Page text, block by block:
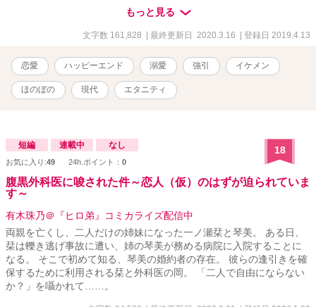
句にデートまで・・・ 元彼との経験から強引なイケメンは苦手だっ
た紗奈。でも何故か、羽泉からのグイグイ来るアプローチには嫌悪
感がわかないし、「もっと、俺に関心を持て！」と迫られ、そんな
たっぷりなイケメンで・・・ 過去の恋の痛手から、一目惚れしたこ
とに気付いていない、そんな紗奈のシンデレラストーリーです。
もっと見る
文字数 161,828 | 最終更新日 2020.3.16 | 登録日 2019.4.13
恋愛 ハッピーエンド 溺愛 強引 イケメン
ほのぼの 現代 エタニティ
短編 連載中 なし
お気に入り:49 24h.ポイント： 0
18
腹黒外科医に唆された件～恋人（仮）のはずが迫られていま
す～
有木珠乃＠『ヒロ弟』コミカライズ配信中
両親を亡くし、二人だけの姉妹になった一ノ瀬栞と琴美。 ある日、
栞は轢き逃げ事故に遭い、姉の琴美が務める病院に入院することに
なる。 そこで初めて知る、琴美の婚約者の存在。 彼らの逢引きを確
保するために利用される栞と外科医の岡。 「二人で自由にならない
か？」を囁かれて……。